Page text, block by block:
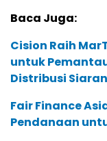
Baca Juga:
Cision Raih
untuk
Distribusi Siaran
Fair Finance
Pendanaan